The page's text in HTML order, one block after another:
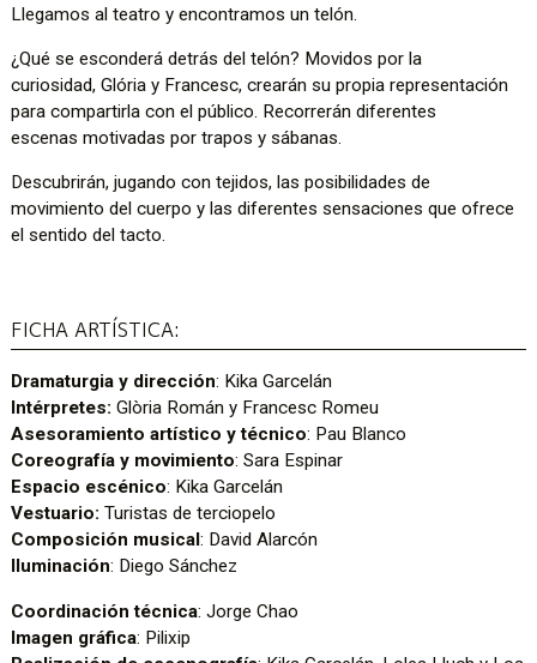
Llegamos al teatro y encontramos un telón.
¿Qué se esconderá detrás del telón? Movidos por la
curiosidad, Glória y Francesc, crearán su propia representación
para compartirla con el público. Recorrerán diferentes
escenas motivadas por trapos y sábanas.
Descubrirán, jugando con tejidos, las posibilidades de
movimiento del cuerpo y las diferentes sensaciones que ofrece
el sentido del tacto.
FICHA ARTÍSTICA:
Dramaturgia y dirección: Kika Garcelán
Intérpretes: Glòria Román y Francesc Romeu
Asesoramiento artístico y técnico: Pau Blanco
Coreografía y movimiento: Sara Espinar
Espacio escénico: Kika Garcelán
Vestuario: Turistas de terciopelo
Composición musical: David Alarcón
Iluminación: Diego Sánchez
Coordinación técnica: Jorge Chao
Imagen gráfica: Pilixip